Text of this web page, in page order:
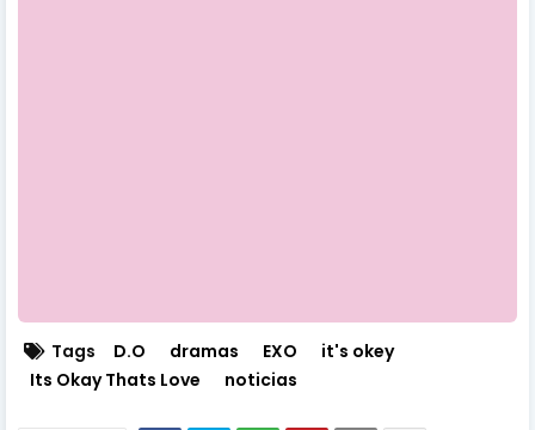
Tags D.O dramas EXO
it's okey
Its Okay Thats Love
noticias